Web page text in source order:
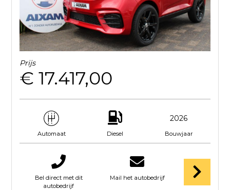
Prijs
€ 17.417,00
Automaat Diesel
2026
Bouwjaar
Bel direct met dit
autobedrijf
Mail het autobedrijf